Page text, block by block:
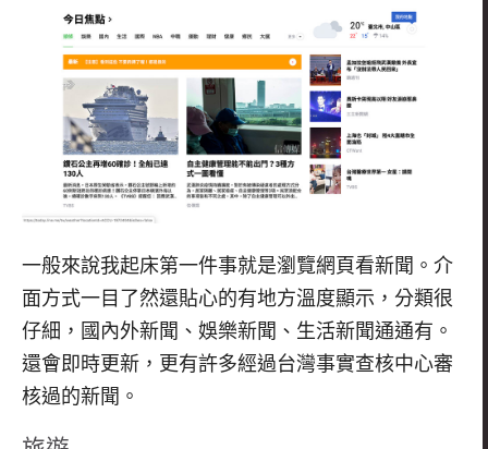
一般來說我起床第一件事就是瀏覽網頁看新聞。介
面方式一目了然還貼心的有地方溫度顯示，分類很
仔細，國內外新聞、娛樂新聞、生活新聞通通有。
還會即時更新，更有許多經過台灣事實查核中心審
核過的新聞。